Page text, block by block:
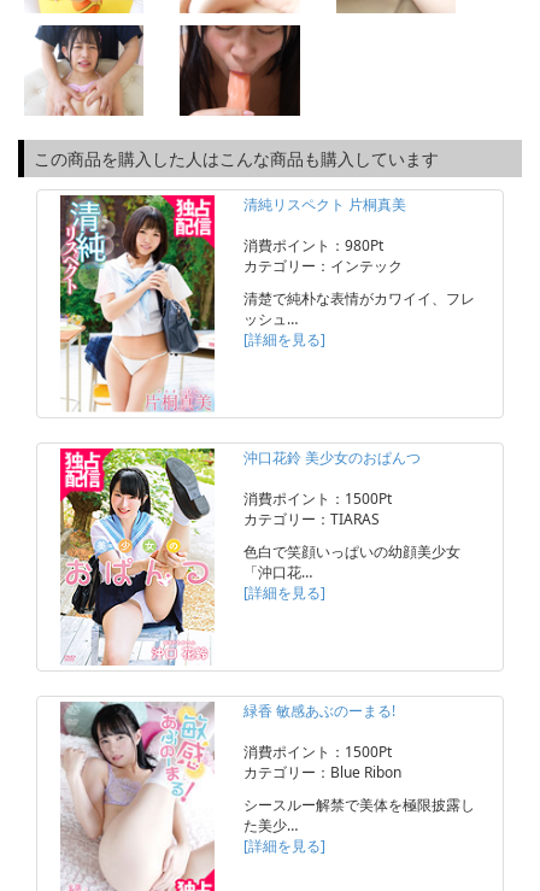
この商品を購入した人はこんな商品も購入しています
清純リスペクト 片桐真美
消費ポイント：980Pt
カテゴリー：インテック
清楚で純朴な表情がカワイイ、フレ
ッシュ…
[詳細を見る]
沖口花鈴 美少女のおぱんつ
消費ポイント：1500Pt
カテゴリー：TIARAS
色白で笑顔いっぱいの幼顔美少女
「沖口花…
[詳細を見る]
緑香 敏感あぶのーまる!
消費ポイント：1500Pt
カテゴリー：Blue Ribon
シースルー解禁で美体を極限披露し
た美少…
[詳細を見る]